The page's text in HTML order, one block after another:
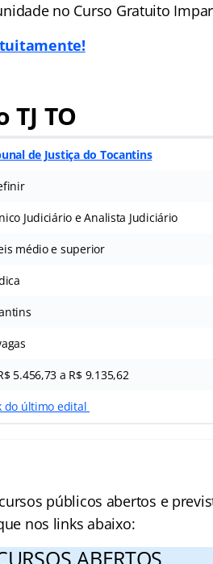
no Curso Gratuito
TO
de Justiça do Tocantins
Judiciário e Analista Judiciário
médio e superior
5.456,73 a R$ 9.135,62
do último edital
públicos abertos e
nos links abaixo:
ABERTOS